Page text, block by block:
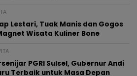
Lestari, Tuak Manis dan Gogos
Wisata Kuliner Bone
PGRI Sulsel, Gubernur Andi
Terbaik untuk Masa Depan